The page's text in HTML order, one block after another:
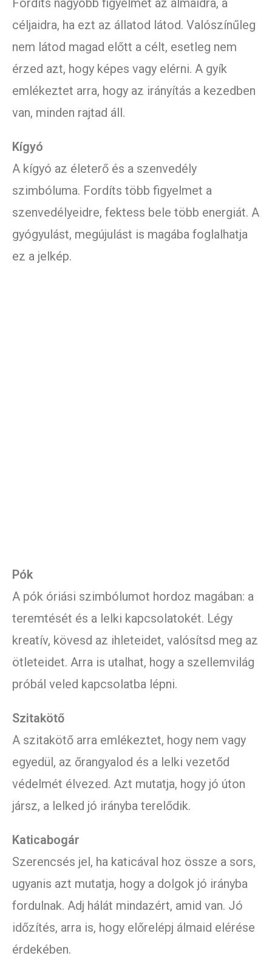
Fordíts nagyobb figyelmet az álmaidra, a
céljaidra, ha ezt az állatod látod. Valószínűleg
nem látod magad előtt a célt, esetleg nem
érzed azt, hogy képes vagy elérni. A gyík
emlékeztet arra, hogy az irányítás a kezedben
van, minden rajtad áll.
Kígyó
A kígyó az életerő és a szenvedély
szimbóluma. Fordíts több figyelmet a
szenvedélyeidre, fektess bele több energiát. A
gyógyulást, megújulást is magába foglalhatja
ez a jelkép.
Pók
A pók óriási szimbólumot hordoz magában: a
teremtését és a lelki kapcsolatokét. Légy
kreatív, kövesd az ihleteidet, valósítsd meg az
ötleteidet. Arra is utalhat, hogy a szellemvilág
próbál veled kapcsolatba lépni.
Szitakötő
A szitakötő arra emlékeztet, hogy nem vagy
egyedül, az őrangyalod és a lelki vezetőd
védelmét élvezed. Azt mutatja, hogy jó úton
jársz, a lelked jó irányba terelődik.
Katicabogár
Szerencsés jel, ha katicával hoz össze a sors,
ugyanis azt mutatja, hogy a dolgok jó irányba
fordulnak. Adj hálát mindazért, amid van. Jó
időzítés, arra is, hogy előrelépj álmaid elérése
érdekében.